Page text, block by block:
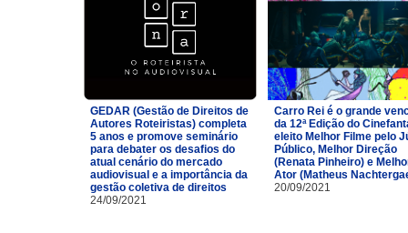
GEDAR (Gestão de Direitos de
Autores Roteiristas) completa
5 anos e promove seminário
para debater os desafios do
atual cenário do mercado
audiovisual e a importância da
gestão coletiva de direitos
24/09/2021
Carro Rei é o grande
da 12ª Edição do
eleito Melhor Filme pelo
Público, Melhor Direção
(Renata Pinheiro) e
Ator (Matheus
20/09/2021